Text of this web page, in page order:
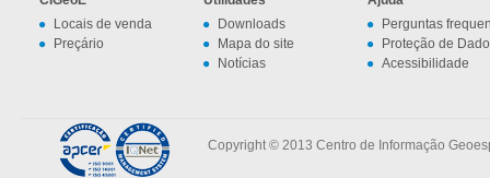
Locais de venda
Preçário
Downloads
Mapa do site
Notícias
Perguntas
Proteção de
Acessibilidade
Copyright © 2013 Centro de Informação